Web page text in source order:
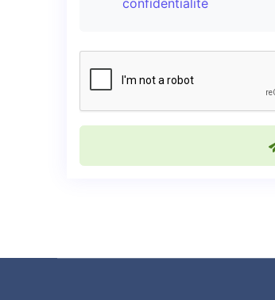
confidentialité